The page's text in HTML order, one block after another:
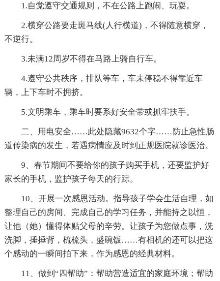
1.自觉遵守交通规则，不在公路上跑闹、玩耍。
2.横穿公路要走斑马线(人行横道)，不得随意横穿，
不逆行。
3.未满12周岁不得在马路上骑自行车。
4.遵守公共秩序，排队等车，车未停稳不得靠近车
辆，上下车时不拥挤。
5.文明乘车，乘车时要系好安全带或抓牢扶手。
二、用电安全……此处隐藏9632个字……防止急性肠
道传染病的发生，若遇病情应及时到正规医院就诊医治。
9、春节期间不要给你的孩子购买手机，还要监护好
家长的手机，监护孩子每天的行踪。
10、开展一次感恩活动。指导孩子学会生活自理，如
整理自己的房间、完成自己的学习任务，并能持之以恒，
让他（她）懂得体贴父母的辛劳。让孩子为您做点事，洗
洗脚，捶捶背，梳梳头，盛碗饭……有相机的还可以把这
个感动的一瞬间拍下来，作为感恩的经典材料。
11、做到“四帮助”：帮助营造适宜的家庭环境；帮助